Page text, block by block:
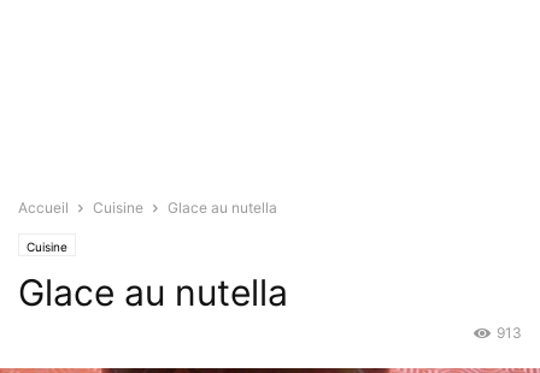
Accueil Cuisine Glace au nutella
Cuisine
Glace au nutella
913